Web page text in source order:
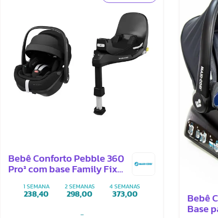
Bebê Conforto Pebble 360
Pro² com base Family Fix
1 SEMANA
238,40
2 SEMANAS
298,00
4 SEMANAS
373,00
-
Bebê
Base